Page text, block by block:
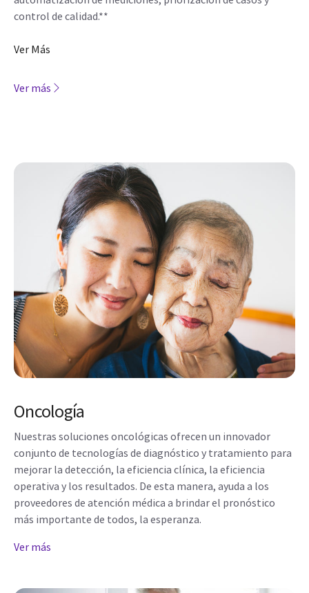
control de calidad.**
Ver Más
Ver más
Oncología
Nuestras soluciones oncológicas ofrecen un innovador
conjunto de tecnologías de diagnóstico y tratamiento para
mejorar la detección, la eficiencia clínica, la eficiencia
operativa y los resultados. De esta manera, ayuda a los
proveedores de atención médica a brindar el pronóstico
más importante de todos, la esperanza.
Ver más